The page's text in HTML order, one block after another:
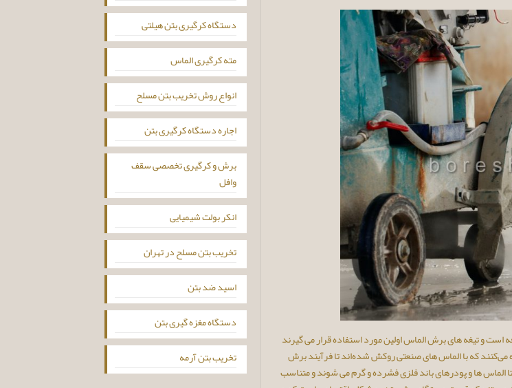
و تیغه های برش الماس اولین مورد استفاده قرار می گیرند
می‌کنند که با الماس ‌های صنعتی روکش شده‌اند تا فرآیند برش
ها و پودرهای باند فلزی فشرده و گرم می شوند و متناسب
دستگاه کرگیری بتن هیلتی
مته کرگیری الماس
انواع روش تخریب بتن مسلح
اجاره دستگاه کرگیری بتن
برش و کرگیری تخصصی سقف
وافل
انکر بولت شیمیایی
تخریب بتن مسلح در تهران
اسید ضد بتن
دستگاه مغزه گیری بتن
تخریب بتن آرمه